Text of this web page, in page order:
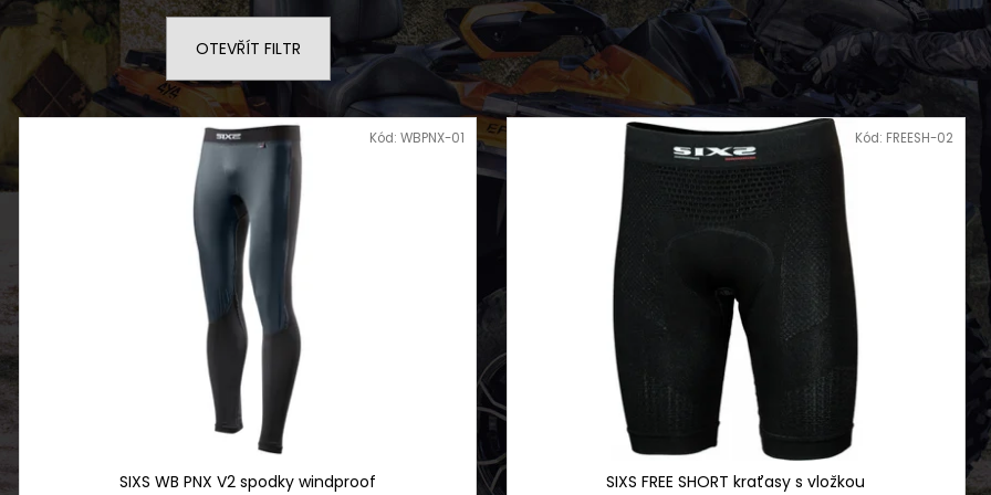
OTEVŘÍT FILTR
SIXS WB PNX V2 spodky windproof
Kód:WBPNX-01
SIXS FREE SHORT kraťasy s vložkou
Kód: FREESH-02
LEMY CFMOTO
X1000 G2
500 Kč
ELEKTRICKÝ MOTOCYKL 79BIKE FALCON
PRO
114 990 Kč